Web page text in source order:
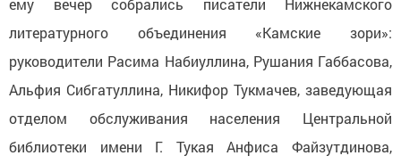
литературного объединения «Камские зори»:
руководители Расима Набиуллина, Рушания Габбасова,
Альфия Сибгатуллина, Никифор Тукмачев, заведующая
отделом обслуживания населения Центральной
библиотеки имени Г. Тукая Анфиса Файзутдинова,